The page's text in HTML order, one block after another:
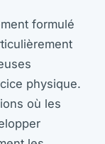
formulé
physique.
où les